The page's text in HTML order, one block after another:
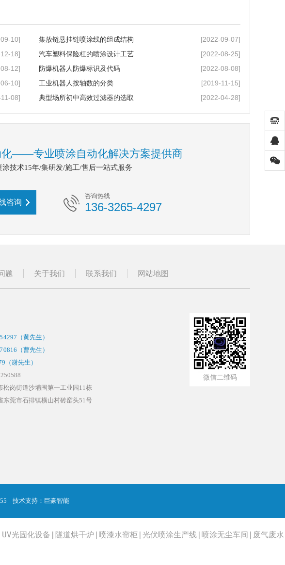
10] 集放链悬挂链喷涂线的组成结构 [2022-09-07]
18] 汽车塑料保险杠的喷涂设计工艺 [2022-08-25]
12] 防爆机器人防爆标识及代码 [2022-08-08]
10] 工业机器人按轴数的分类 [2019-11-15]
08] 典型场所初中高效过滤器的选取 [2022-04-28]
化——专业喷涂自动化解决方案提供商
涂技术15年/集研发/施工/售后一站式服务
咨询
咨询热线
136-3265-4297
题 关于我们 联系我们 网站地图
4297 （黄先生）
（曹先生）
（谢先生）
松岗街道沙埔围第一工业园11栋
东莞市石排镇横山村砖窑头51号
微信二维码
技术支持： 巨豪智能
UV光固化设备 | 隧道烘干炉 | 喷漆水帘柜 | 光伏喷涂生产线 | 喷涂无尘车间 | 废气废水